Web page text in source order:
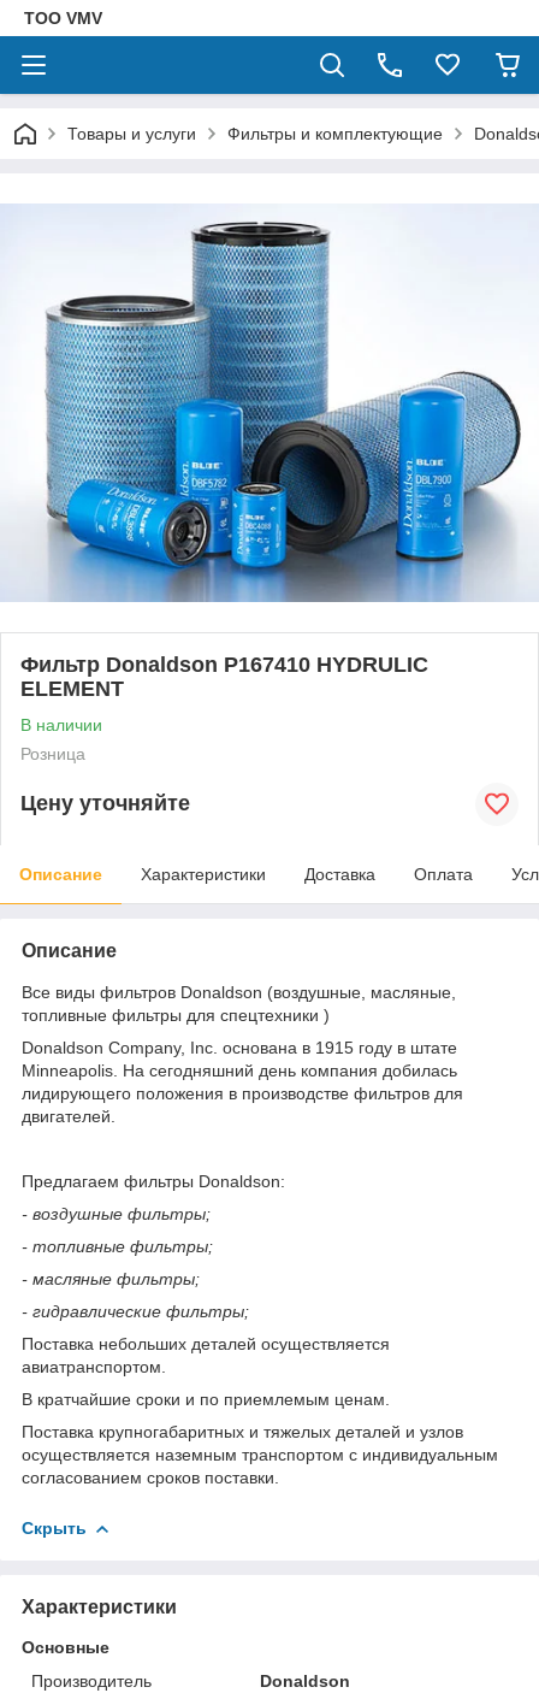
ТОО VMV
Товары и услуги Фильтры и комплектующие
Фильтр Donaldson P167410 HYDRULIC
ELEMENT
В наличии
Розница
Цену уточняйте
Описание Характеристики Доставка Оплата
Описание
Все виды фильтров Donaldson (воздушные, масляные,
топливные фильтры для спецтехники )
Donaldson Company, Inc. основана в 1915 году в штате
Minneapolis. На сегодняшний день компания добилась
лидирующего положения в производстве фильтров для
двигателей.
Предлагаем фильтры Donaldson:
- воздушные фильтры;
- топливные фильтры;
- масляные фильтры;
- гидравлические фильтры;
Поставка небольших деталей осуществляется
авиатранспортом.
В кратчайшие сроки и по приемлемым ценам.
Поставка крупногабаритных и тяжелых деталей и узлов
осуществляется наземным транспортом с индивидуальным
согласованием сроков поставки.
Скрыть
Характеристики
Основные
Производитель
Donaldson